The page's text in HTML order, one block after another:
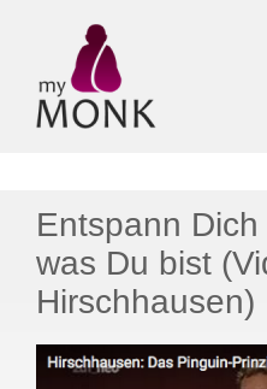
Entspann
was Du bist
Hirschhausen)